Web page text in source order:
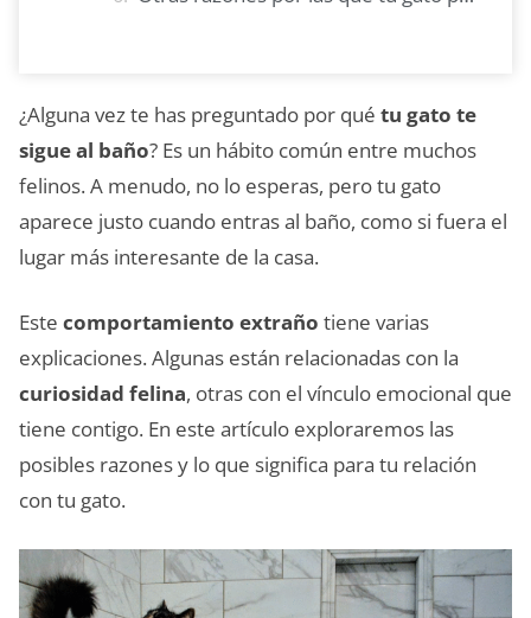
¿Alguna vez te has preguntado por qué tu gato te
sigue al baño? Es un hábito común entre muchos
felinos. A menudo, no lo esperas, pero tu gato
aparece justo cuando entras al baño, como si fuera el
lugar más interesante de la casa.
Este comportamiento extraño tiene varias
explicaciones. Algunas están relacionadas con la
curiosidad felina, otras con el vínculo emocional que
tiene contigo. En este artículo exploraremos las
posibles razones y lo que significa para tu relación
con tu gato.